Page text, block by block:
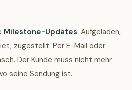
Milestone-Updates: Aufgeladen,
zugestellt. Per E-Mail oder
Der Kunde muss nicht mehr
seine Sendung ist.